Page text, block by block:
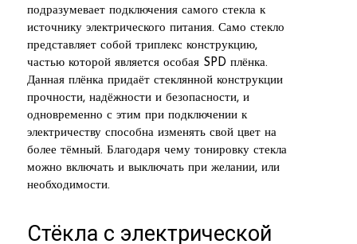
подразумевает подключения самого стекла к
источнику электрического питания. Само стекло
представляет собой триплекс конструкцию,
частью которой является особая SPD плёнка.
Данная плёнка придаёт стеклянной конструкции
прочности, надёжности и безопасности, и
одновременно с этим при подключении к
электричеству способна изменять свой цвет на
более тёмный. Благодаря чему тонировку стекла
можно включать и выключать при желании, или
необходимости.
Стёкла с электрической